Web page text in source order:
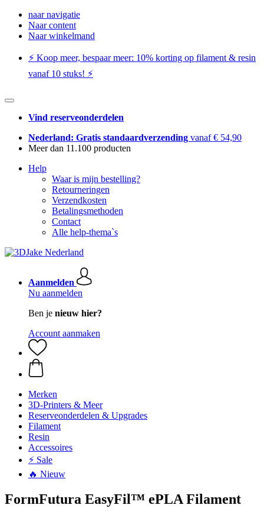
naar navigatie
Naar content
Naar winkelmand
⚡️ Koop meer, bespaar meer: ​​10% korting op filament & resin
vanaf 10 stuks! ⚡️
Vind reserveonderdelen
Nederland: Gratis standaardverzending vanaf € 54,90
Meer dan 11.100 producten
Help
Waar is mijn bestelling?
Retourneringen
Verzendkosten
Betalingsmethoden
Contact
Alle help-thema`s
Aanmelden
Nu aanmelden
Ben je nieuw hier?
Account aanmaken
Merken
3D-Printers & Meer
Reserveonderdelen & Upgrades
Filament
Resin
Accessoires
⚡ Sale
🔥 Nieuw
FormFutura EasyFil™ ePLA Filament